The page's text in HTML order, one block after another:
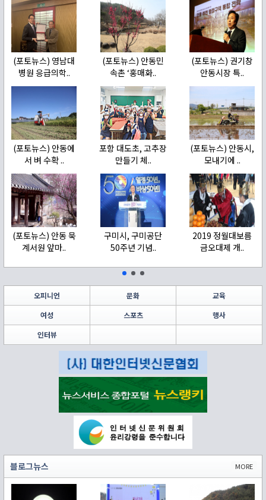
(포토뉴스) 영남대
병원 응급의학..
(포토뉴스) 안동민
속촌 ‘홍매화..
(포토뉴스) 권기창
안동시장 특..
(포토뉴스) 안동에
서 벼 수확 ..
포항 대도초, 고추장
만들기 체..
(포토뉴스) 안동시,
모내기에 ..
(포토뉴스) 안동 묵
계서원 앞마..
구미시, 구미공단
50주년 기념..
2019 정월대보름
금오대제 개..
오피니언 문화
교육
여성
스포츠
행사
인터뷰
MORE
블로그뉴스